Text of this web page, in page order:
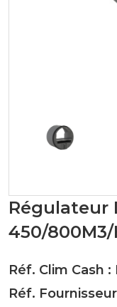
Régulateur
450/800M3/
Réf. Clim Cash :
Réf.